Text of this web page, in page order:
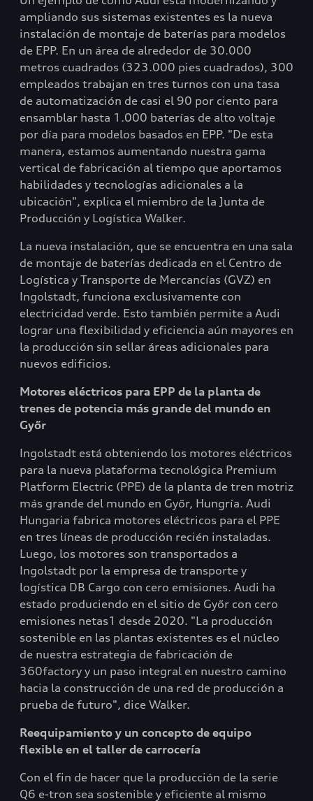
ampliando sus sistemas existentes es la nueva
instalación de montaje de baterías para modelos
de EPP. En un área de alrededor de 30.000
metros cuadrados (323.000 pies cuadrados), 300
empleados trabajan en tres turnos con una tasa
de automatización de casi el 90 por ciento para
ensamblar hasta 1.000 baterías de alto voltaje
por día para modelos basados en EPP. "De esta
manera, estamos aumentando nuestra gama
vertical de fabricación al tiempo que aportamos
habilidades y tecnologías adicionales a la
ubicación", explica el miembro de la Junta de
Producción y Logística Walker.
La nueva instalación, que se encuentra en una sala
de montaje de baterías dedicada en el Centro de
Logística y Transporte de Mercancías (GVZ) en
Ingolstadt, funciona exclusivamente con
electricidad verde. Esto también permite a Audi
lograr una flexibilidad y eficiencia aún mayores en
la producción sin sellar áreas adicionales para
nuevos edificios.
Motores eléctricos para EPP de la planta de
trenes de potencia más grande del mundo en
Győr
Ingolstadt está obteniendo los motores eléctricos
para la nueva plataforma tecnológica Premium
Platform Electric (PPE) de la planta de tren motriz
más grande del mundo en Győr, Hungría. Audi
Hungaria fabrica motores eléctricos para el PPE
en tres líneas de producción recién instaladas.
Luego, los motores son transportados a
Ingolstadt por la empresa de transporte y
logística DB Cargo con cero emisiones. Audi ha
estado produciendo en el sitio de Győr con cero
emisiones netas1 desde 2020. "La producción
sostenible en las plantas existentes es el núcleo
de nuestra estrategia de fabricación de
360factory y un paso integral en nuestro camino
hacia la construcción de una red de producción a
prueba de futuro", dice Walker.
Reequipamiento y un concepto de equipo
flexible en el taller de carrocería
Con el fin de hacer que la producción de la serie
Q6 e-tron sea sostenible y eficiente al mismo